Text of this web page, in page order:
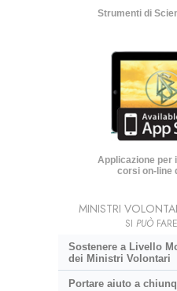
Strumenti di
Applicazione per
corsi on-line
MINISTRI
SI PUÒ
Sostenere a Livello
dei Ministri Volontari
Portare aiuto a